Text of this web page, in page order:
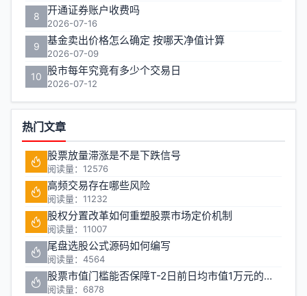
8 开通证券账户收费吗
2026-07-16
9 基金卖出价格怎么确定 按哪天净值计算
2026-07-09
10 股市每年究竟有多少个交易日
2026-07-12
热门文章
股票放量滞涨是不是下跌信号
阅读量：12576
高频交易存在哪些风险
阅读量：11232
股权分置改革如何重塑股票市场定价机制
阅读量：11007
尾盘选股公式源码如何编写
阅读量：4564
股票市值门槛能否保障T-2日前日均市值1万元的投资安全
阅读量：6878